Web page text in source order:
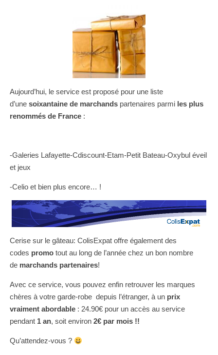
Aujourd’hui, le service est proposé pour une liste
d’une soixantaine de marchands partenaires parmi les plus
renommés de France :
-Galeries Lafayette-Cdiscount-Etam-Petit Bateau-Oxybul éveil
et jeux
-Celio et bien plus encore… !
Cerise sur le gâteau: ColisExpat offre également des
codes promo tout au long de l’année chez un bon nombre
de marchands partenaires!
Avec ce service, vous pouvez enfin retrouver les marques
chères à votre garde-robe depuis l’étranger, à un prix
vraiment abordable : 24.90€ pour un accès au service
pendant 1 an, soit environ 2€ par mois !!
Qu’attendez-vous ?